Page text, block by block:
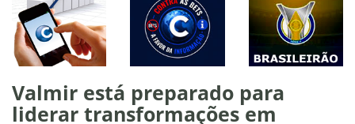
Valmir está preparado para
liderar transformações em